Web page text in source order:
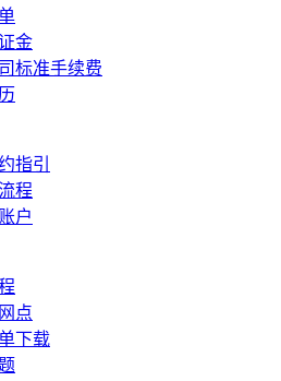
金
标准手续费
指引
程
户
点
下载